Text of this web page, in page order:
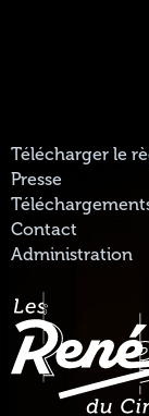
Télécharger le
Presse
Contact
Administration